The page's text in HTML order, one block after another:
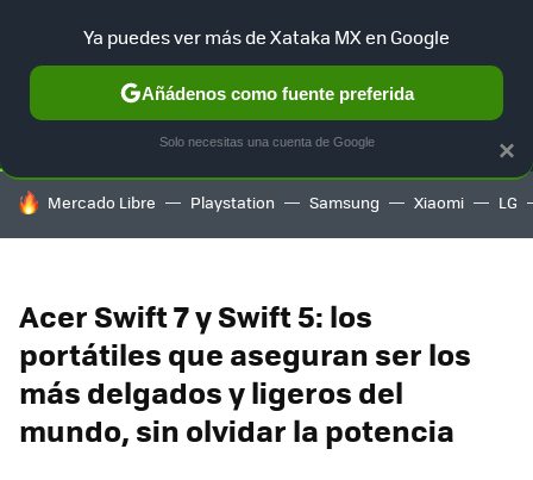
SELECCIÓN GAMING HOME AUTO TERRITORIO
HOY SE HABLA DE
Mercado Libre Playstation Samsung Xiaomi LG
Acer Swift 7 y Swift 5: los
portátiles que aseguran ser los
más delgados y ligeros del
mundo, sin olvidar la potencia
×
Ya puedes ver más de Xataka MX en Google
Añádenos como fuente preferida
Solo necesitas una cuenta de Google